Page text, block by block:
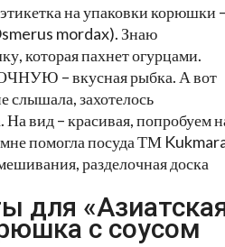
на упаковки корюшки
mordax). Знаю
пахнет огурцами.
– вкусная рыбка. А вот
захотелось
На вид – красивая, попробуем
помогла посуда ТМ
разделочная доска
для
с соусом